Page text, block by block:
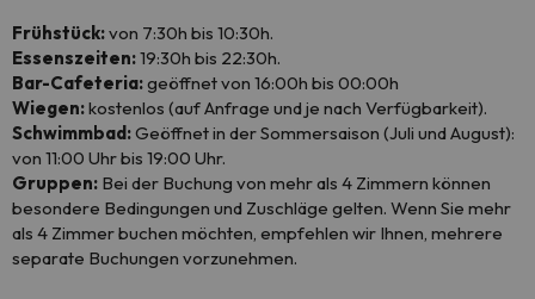
Frühstück:von 7:30h bis 10:30h.
Essenszeiten:19:30h bis 22:30h.
Bar-Cafeteria:geöffnet von 16:00h bis 00:00h
Wiegen:kostenlos (auf Anfrage und je nach Verfügbarkeit).
Schwimmbad:Geöffnet in der Sommersaison (Juli und August):
von 11:00 Uhr bis 19:00 Uhr.
Gruppen: Bei der Buchung von mehr als 4 Zimmern können
besondere Bedingungen und Zuschläge gelten. Wenn Sie mehr
als 4 Zimmer buchen möchten, empfehlen wir Ihnen, mehrere
separate Buchungen vorzunehmen.